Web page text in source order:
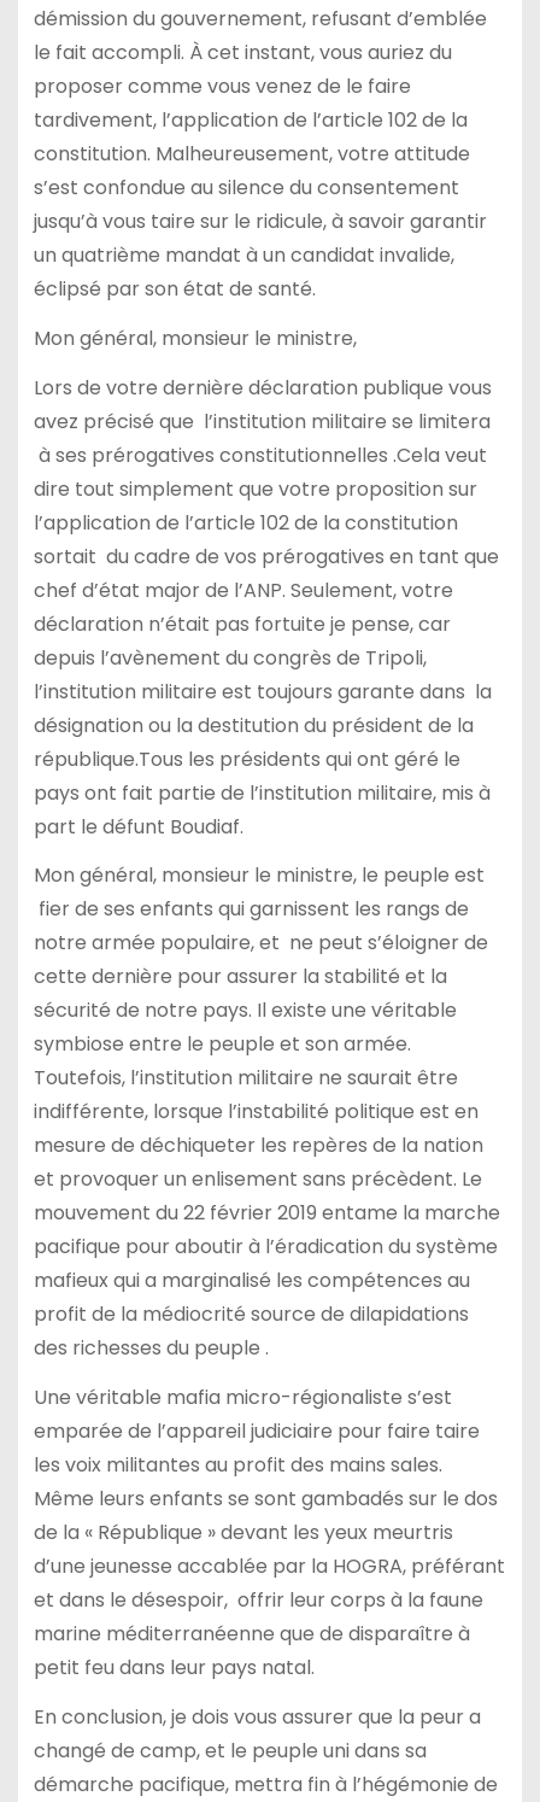
démission du gouvernement, refusant d’emblée
le fait accompli. À cet instant, vous auriez du
proposer comme vous venez de le faire
tardivement, l’application de l’article 102 de la
constitution. Malheureusement, votre attitude
s’est confondue au silence du consentement
jusqu’à vous taire sur le ridicule, à savoir garantir
un quatrième mandat à un candidat invalide,
éclipsé par son état de santé.
Mon général, monsieur le ministre,
Lors de votre dernière déclaration publique vous
avez précisé que l’institution militaire se limitera
à ses prérogatives constitutionnelles .Cela veut
dire tout simplement que votre proposition sur
l’application de l’article 102 de la constitution
sortait du cadre de vos prérogatives en tant que
chef d’état major de l’ANP. Seulement, votre
déclaration n’était pas fortuite je pense, car
depuis l’avènement du congrès de Tripoli,
l’institution militaire est toujours garante dans la
désignation ou la destitution du président de la
république.Tous les présidents qui ont géré le
pays ont fait partie de l’institution militaire, mis à
part le défunt Boudiaf.
Mon général, monsieur le ministre, le peuple est
fier de ses enfants qui garnissent les rangs de
notre armée populaire, et ne peut s’éloigner de
cette dernière pour assurer la stabilité et la
sécurité de notre pays. Il existe une véritable
symbiose entre le peuple et son armée.
Toutefois, l’institution militaire ne saurait être
indifférente, lorsque l’instabilité politique est en
mesure de déchiqueter les repères de la nation
et provoquer un enlisement sans précèdent. Le
mouvement du 22 février 2019 entame la marche
pacifique pour aboutir à l’éradication du système
mafieux qui a marginalisé les compétences au
profit de la médiocrité source de dilapidations
des richesses du peuple .
Une véritable mafia micro-régionaliste s’est
emparée de l’appareil judiciaire pour faire taire
les voix militantes au profit des mains sales.
Même leurs enfants se sont gambadés sur le dos
de la « République » devant les yeux meurtris
d’une jeunesse accablée par la HOGRA, préférant
et dans le désespoir, offrir leur corps à la faune
marine méditerranéenne que de disparaître à
petit feu dans leur pays natal.
En conclusion, je dois vous assurer que la peur a
changé de camp, et le peuple uni dans sa
démarche pacifique, mettra fin à l’hégémonie de